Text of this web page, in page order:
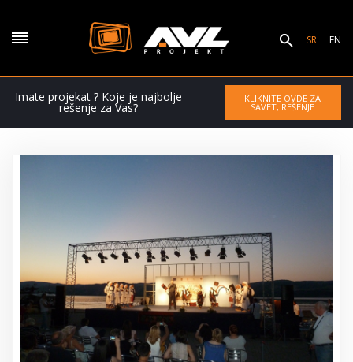
SR EN
Imate projekat ? Koje je najbolje
rešenje za Vas?
KLIKNITE OVDE ZA
SAVET, REŠENJE